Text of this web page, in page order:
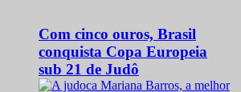
Com cinco ouros, Brasil
conquista Copa Europeia
sub 21 de Judô